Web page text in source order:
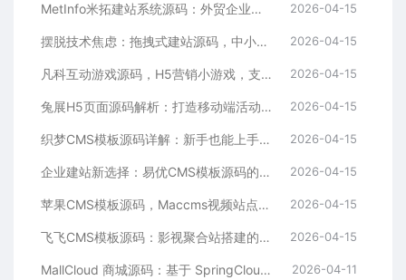
MetInfo米拓建站系统源码：外贸企业官网的高性价比之选，内置SEO省心落地 2026-04-15
摆脱技术焦虑：拖拽式建站源码，中小企业的数字化捷径 2026-04-15
凡科互动游戏源码，H5营销小游戏，支持自定义奖品与分享 2026-04-15
兔展H5页面源码解析：打造移动端活动邀请函与宣传页的利器 2026-04-15
织梦CMS模板源码详解：新手也能上手的DedeCMS二次开发与建站指南 2026-04-15
企业建站新选择：易优CMS模板源码的多语言与SEO优势 2026-04-15
苹果CMS模板源码，Maccms视频站点，影视资源站模板首选 2026-04-15
飞飞CMS模板源码：影视聚合站搭建的理想之选 2026-04-15
MallCloud 商城源码：基于 SpringCloud Alibaba 的高并发电商系统深度解析 2026-04-11